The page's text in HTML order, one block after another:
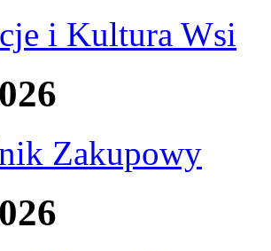
i Kultura Wsi
Zakupowy